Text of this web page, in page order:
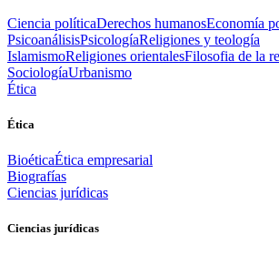
Ciencia políticaDerechos humanosEconomía
PsicoanálisisPsicologíaReligiones y teología
IslamismoReligiones orientalesFilosofia de la
SociologíaUrbanismo
Ética
Ética
BioéticaÉtica empresarial
Biografías
Ciencias jurídicas
Ciencias jurídicas